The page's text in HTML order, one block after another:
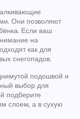
Они позволяют
Если ваш
на
как для
снегопадов.
подошвой и
выбор для
подберите
слоем, а в сухую